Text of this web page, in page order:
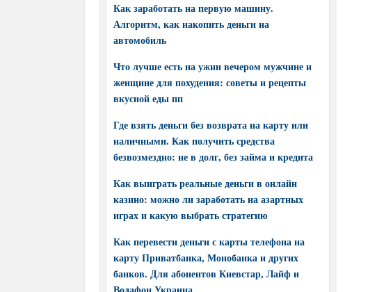
Как заработать на первую машину.
Алгоритм, как накопить деньги на
автомобиль
Что лучше есть на ужин вечером мужчине и
женщине для похудения: советы и рецепты
вкусной еды пп
Где взять деньги без возврата на карту или
наличными. Как получить средства
безвозмездно: не в долг, без займа и кредита
Как выиграть реальные деньги в онлайн
казино: можно ли заработать на азартных
играх и какую выбрать стратегию
Как перевести деньги с карты телефона на
карту Приватбанка, Монобанка и других
банков. Для абонентов Киевстар, Лайф и